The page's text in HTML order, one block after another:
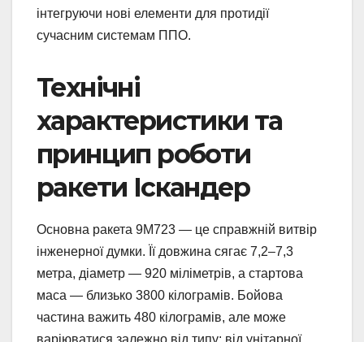
інтегруючи нові елементи для протидії
сучасним системам ППО.
Технічні
характеристики та
принцип роботи
ракети Іскандер
Основна ракета 9М723 — це справжній витвір
інженерної думки. Її довжина сягає 7,2–7,3
метра, діаметр — 920 міліметрів, а стартова
маса — близько 3800 кілограмів. Бойова
частина важить 480 кілограмів, але може